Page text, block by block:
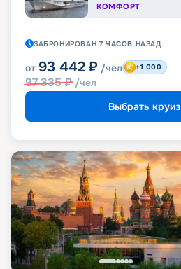
КОМФОРТ
ЗАБРОНИРОВАН 7 ЧАСОВ НАЗАД
от 93 442 ₽ /чел
97 335₽ /чел
+1 000
Выбрать круиз